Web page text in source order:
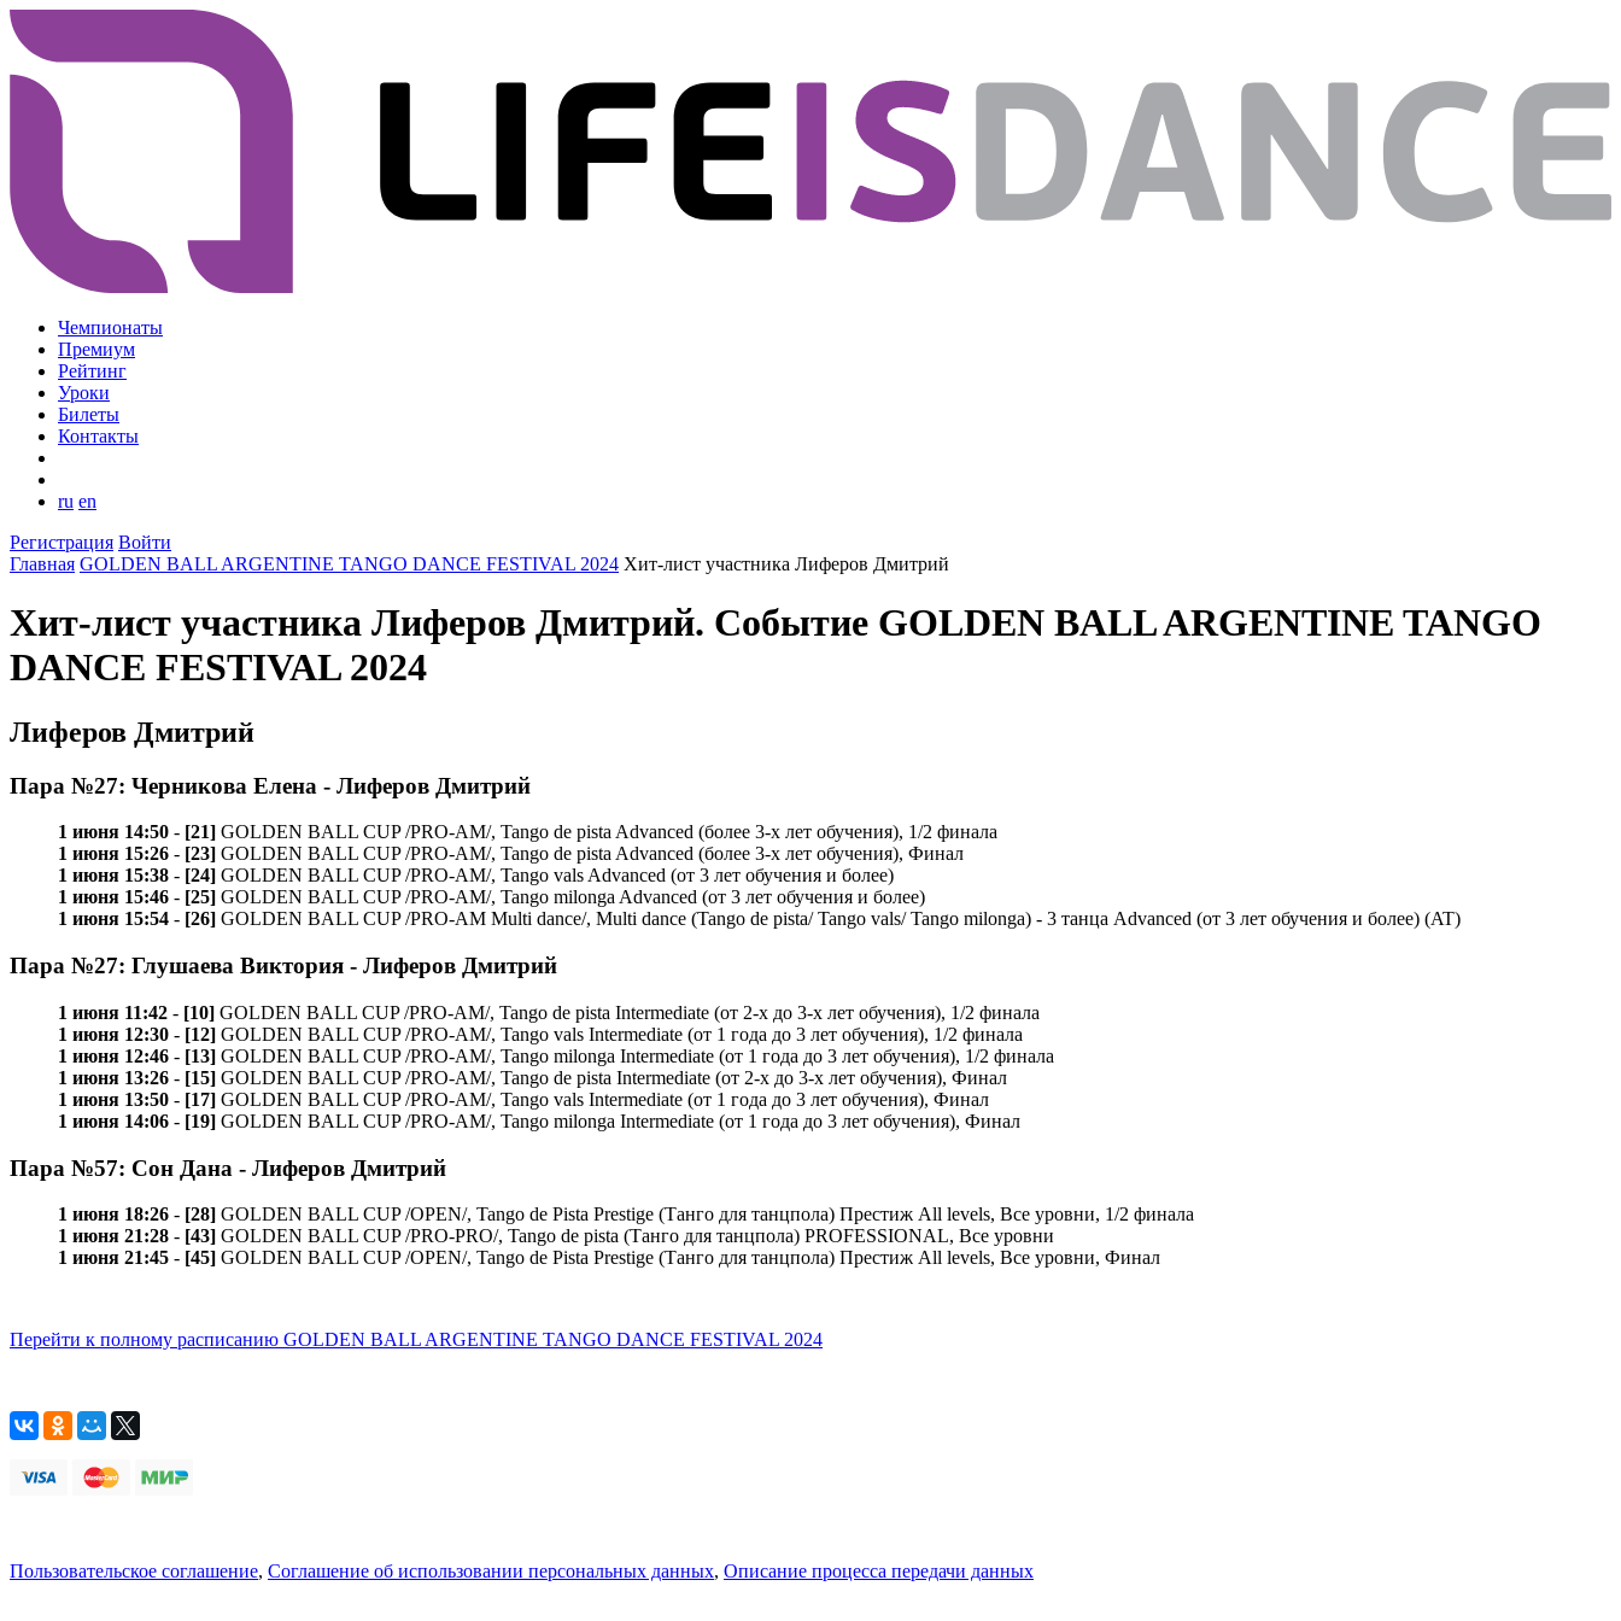
Чемпионаты
Премиум
Рейтинг
Уроки
Билеты
Контакты
ru en
Регистрация Войти
Главная GOLDEN BALL ARGENTINE TANGO DANCE FESTIVAL 2024 Хит-лист участника Лиферов Дмитрий
Хит-лист участника Лиферов Дмитрий. Событие GOLDEN BALL ARGENTINE TANGO
DANCE FESTIVAL 2024
Лиферов Дмитрий
Пара №27: Черникова Елена - Лиферов Дмитрий
1 июня 14:50 - [21] GOLDEN BALL CUP /PRO-AM/, Tango de pista Advanced (более 3-х лет обучения), 1/2 финала
1 июня 15:26 - [23] GOLDEN BALL CUP /PRO-AM/, Tango de pista Advanced (более 3-х лет обучения), Финал
1 июня 15:38 - [24] GOLDEN BALL CUP /PRO-AM/, Tango vals Advanced (от 3 лет обучения и более)
1 июня 15:46 - [25] GOLDEN BALL CUP /PRO-AM/, Tango milonga Advanced (от 3 лет обучения и более)
1 июня 15:54 - [26] GOLDEN BALL CUP /PRO-AM Multi dance/, Multi dance (Tango de pista/ Tango vals/ Tango milonga) - 3 танца Advanced (от 3 лет обучения и более) (AT)
Пара №27: Глушаева Виктория - Лиферов Дмитрий
1 июня 11:42 - [10] GOLDEN BALL CUP /PRO-AM/, Tango de pista Intermediate (от 2-х до 3-х лет обучения), 1/2 финала
1 июня 12:30 - [12] GOLDEN BALL CUP /PRO-AM/, Tango vals Intermediate (от 1 года до 3 лет обучения), 1/2 финала
1 июня 12:46 - [13] GOLDEN BALL CUP /PRO-AM/, Tango milonga Intermediate (от 1 года до 3 лет обучения), 1/2 финала
1 июня 13:26 - [15] GOLDEN BALL CUP /PRO-AM/, Tango de pista Intermediate (от 2-х до 3-х лет обучения), Финал
1 июня 13:50 - [17] GOLDEN BALL CUP /PRO-AM/, Tango vals Intermediate (от 1 года до 3 лет обучения), Финал
1 июня 14:06 - [19] GOLDEN BALL CUP /PRO-AM/, Tango milonga Intermediate (от 1 года до 3 лет обучения), Финал
Пара №57: Сон Дана - Лиферов Дмитрий
1 июня 18:26 - [28] GOLDEN BALL CUP /OPEN/, Tango de Pista Prestige (Танго для танцпола) Престиж All levels, Все уровни, 1/2 финала
1 июня 21:28 - [43] GOLDEN BALL CUP /PRO-PRO/, Tango de pista (Танго для танцпола) PROFESSIONAL, Все уровни
1 июня 21:45 - [45] GOLDEN BALL CUP /OPEN/, Tango de Pista Prestige (Танго для танцпола) Престиж All levels, Все уровни, Финал
Перейти к полному расписанию GOLDEN BALL ARGENTINE TANGO DANCE FESTIVAL 2024
Пользовательское соглашение, Соглашение об использовании персональных данных, Описание процесса передачи данных